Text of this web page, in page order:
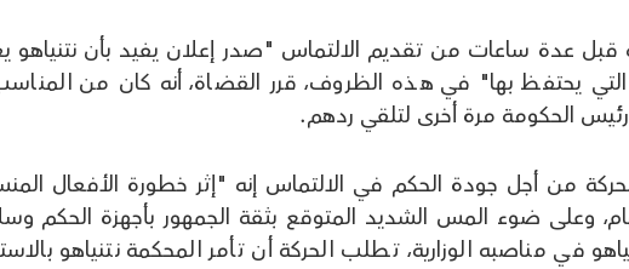
قبل عدة ساعات من تقديم الالتماس "صدر إعلان يفيد بأن نتنياهو
التي يحتفظ بها" في هذه الظروف، قرر القضاة، أنه كان من
الحكومة مرة أخرى لتلقي ردهم.
من أجل جودة الحكم في الالتماس إنه "إثر خطورة الأفعال
وعلى ضوء المس الشديد المتوقع بثقة الجمهور بأجهزة الحكم
في مناصبه الوزارية، تطلب الحركة أن تأمر المحكمة نتنياهو